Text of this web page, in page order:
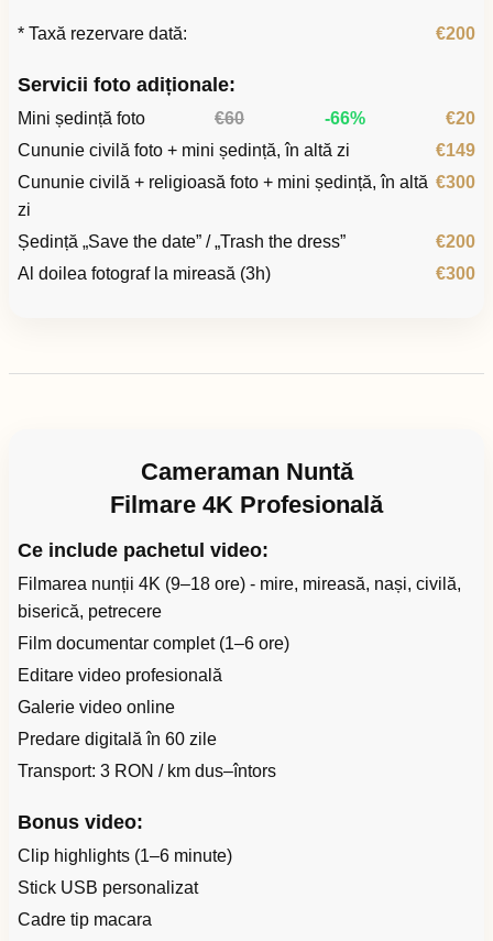
* Taxă rezervare dată: €200
Servicii foto adiționale:
Mini ședință foto €60 -66%
€20
Cununie civilă foto + mini ședință, în altă zi
€149
Cununie civilă + religioasă foto + mini ședință, în altă
zi
€300
Ședință „Save the date” / „Trash the dress”
€200
Al doilea fotograf la mireasă (3h)
€300
Cameraman Nuntă
Filmare 4K Profesională
Ce include pachetul video:
Filmarea nunții 4K (9–18 ore) - mire, mireasă, nași, civilă,
biserică, petrecere
Film documentar complet (1–6 ore)
Editare video profesională
Galerie video online
Predare digitală în 60 zile
Transport: 3 RON / km dus–întors
Bonus video:
Clip highlights (1–6 minute)
Stick USB personalizat
Cadre tip macara